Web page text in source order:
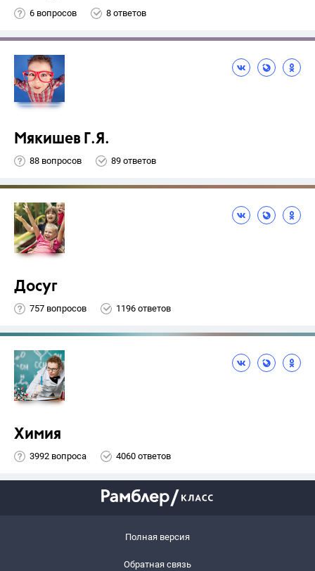
6 вопросов 8 ответов
Мякишев Г.Я.
88 вопросов 89 ответов
Досуг
757 вопросов 1196 ответов
Химия
3992 вопроса 4060 ответов
Полная версия
Обратная связь